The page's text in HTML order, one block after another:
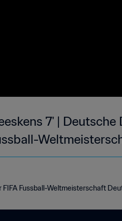
7' |
FIFA Fussball-Weltmeisterschaft